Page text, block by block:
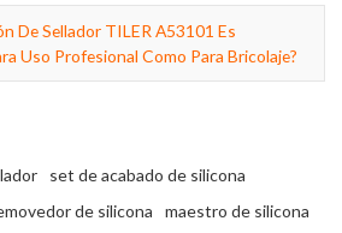
De Sellador TILER A53101 Es
Uso Profesional Como Para Bricolaje?
set de acabado de silicona
de silicona maestro de silicona